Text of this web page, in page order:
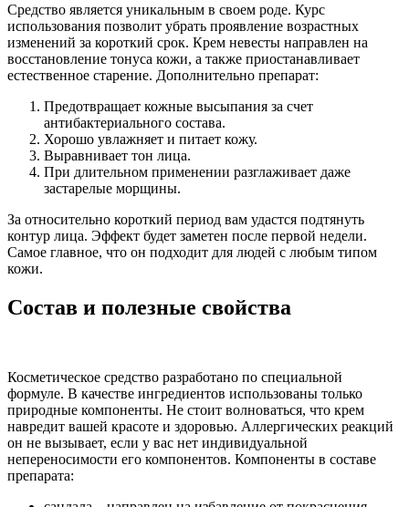
Средство является уникальным в своем роде. Курс
использования позволит убрать проявление возрастных
изменений за короткий срок. Крем невесты направлен на
восстановление тонуса кожи, а также приостанавливает
естественное старение. Дополнительно препарат:
Предотвращает кожные высыпания за счет
антибактериального состава.
Хорошо увлажняет и питает кожу.
Выравнивает тон лица.
При длительном применении разглаживает даже
застарелые морщины.
За относительно короткий период вам удастся подтянуть
контур лица. Эффект будет заметен после первой недели.
Самое главное, что он подходит для людей с любым типом
кожи.
Состав и полезные свойства
Косметическое средство разработано по специальной
формуле. В качестве ингредиентов использованы только
природные компоненты. Не стоит волноваться, что крем
навредит вашей красоте и здоровью. Аллергических реакций
он не вызывает, если у вас нет индивидуальной
непереносимости его компонентов. Компоненты в составе
препарата: